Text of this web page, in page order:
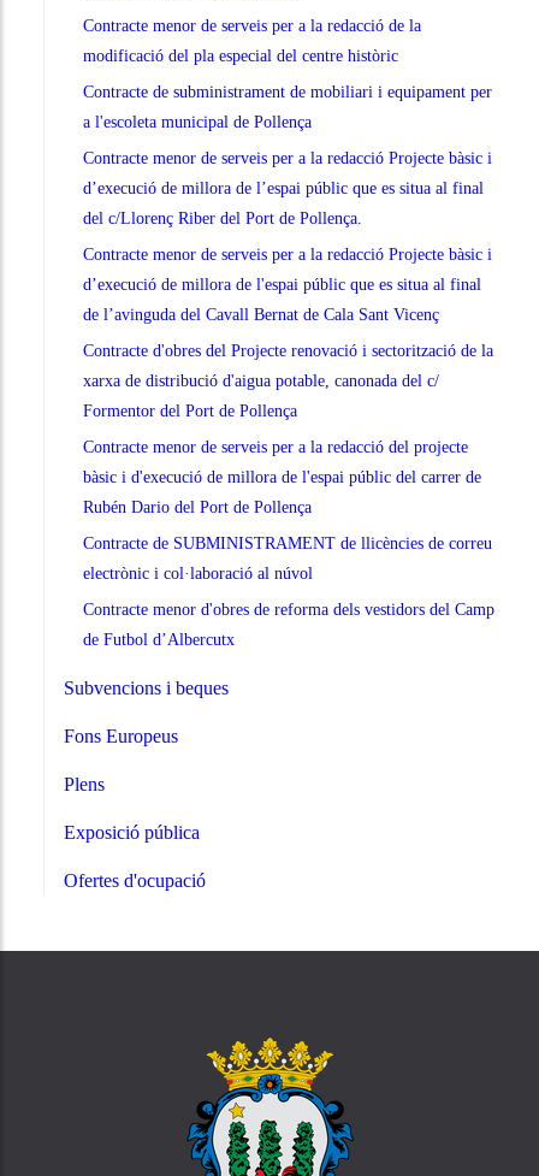
Contracte menor de serveis per a la redacció de la
modificació del pla especial del centre històric
Contracte de subministrament de mobiliari i equipament per
a l'escoleta municipal de Pollença
Contracte menor de serveis per a la redacció Projecte bàsic i
d’execució de millora de l’espai públic que es situa al final
del c/Llorenç Riber del Port de Pollença.
Contracte menor de serveis per a la redacció Projecte bàsic i
d’execució de millora de l'espai públic que es situa al final
de l’avinguda del Cavall Bernat de Cala Sant Vicenç
Contracte d'obres del Projecte renovació i sectorització de la
xarxa de distribució d'aigua potable, canonada del c/
Formentor del Port de Pollença
Contracte menor de serveis per a la redacció del projecte
bàsic i d'execució de millora de l'espai públic del carrer de
Rubén Dario del Port de Pollença
Contracte de SUBMINISTRAMENT de llicències de correu
electrònic i col·laboració al núvol
Contracte menor d'obres de reforma dels vestidors del Camp
de Futbol d’Albercutx
Subvencions i beques
Fons Europeus
Plens
Exposició pública
Ofertes d'ocupació